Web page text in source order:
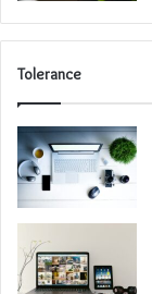
Tolerance